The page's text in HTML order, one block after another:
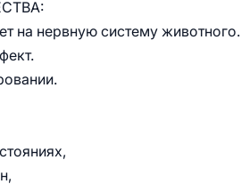
на нервную систему животного.